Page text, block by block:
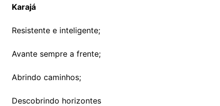
Karajá
Resistente e inteligente;
Avante sempre a frente;
Abrindo caminhos;
Descobrindo horizontes